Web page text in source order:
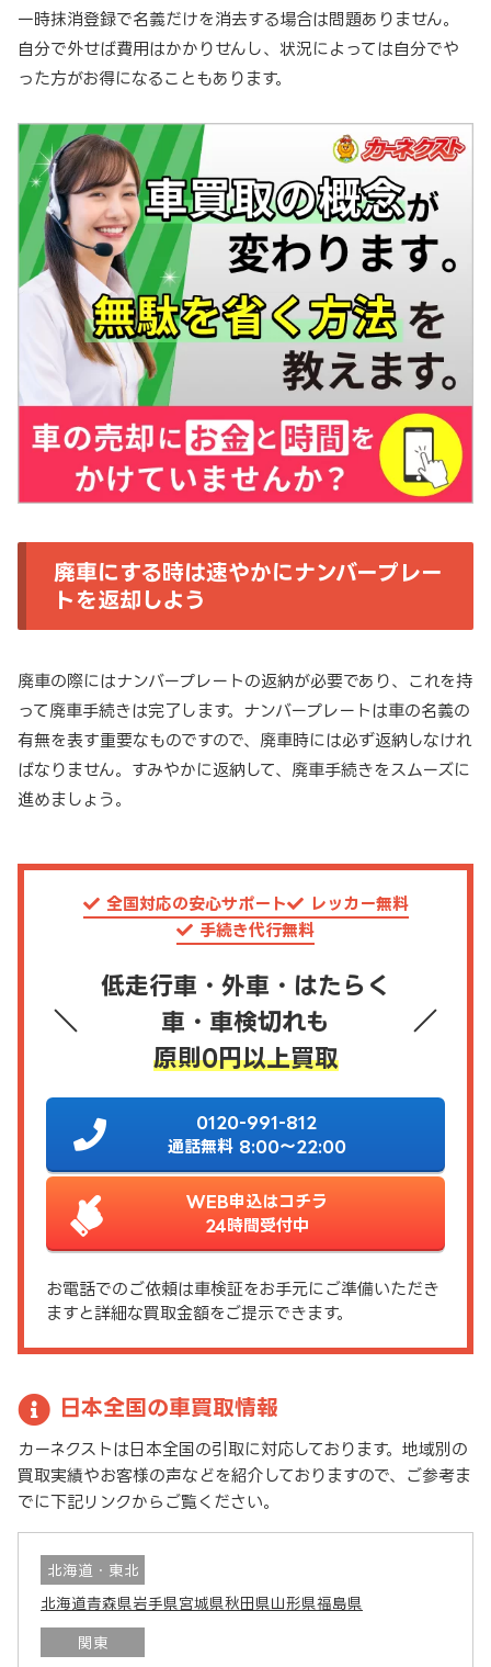
一時抹消登録で名義だけを消去する場合は問題ありません。
自分で外せば費用はかかりせんし、状況によっては自分でや
った方がお得になることもあります。
廃車にする時は速やかにナンバープレー
トを返却しよう
廃車の際にはナンバープレートの返納が必要であり、これを持
って廃車手続きは完了します。ナンバープレートは車の名義の
有無を表す重要なものですので、廃車時には必ず返納しなけれ
ばなりません。すみやかに返納して、廃車手続きをスムーズに
進めましょう。
全国対応の安心サポート
レッカー無料
手続き代行無料
低走行車・外車・はたらく
車・車検切れも
原則0円以上買取
0120-991-812
通話無料 8:00～22:00
WEB申込はコチラ
24時間受付中
お電話でのご依頼は車検証をお手元にご準備いただき
ますと詳細な買取金額をご提示できます。
日本全国の車買取情報
カーネクストは日本全国の引取に対応しております。地域別の
買取実績やお客様の声などを紹介しておりますので、ご参考ま
でに下記リンクからご覧ください。
北海道・東北
北海道青森県岩手県宮城県秋田県山形県福島県
関東